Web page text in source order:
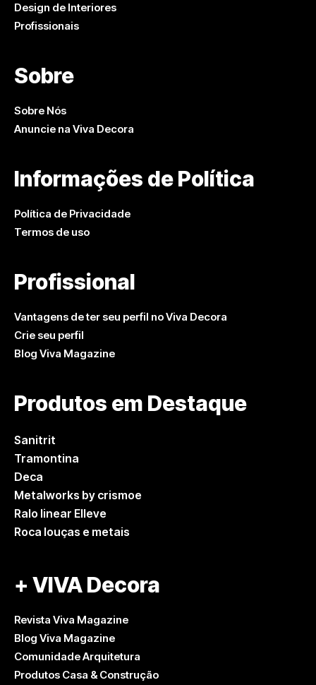
Design de Interiores
Profissionais
Sobre
Sobre Nós
Anuncie na Viva Decora
Informações de Política
Política de Privacidade
Termos de uso
Profissional
Vantagens de ter seu perfil no Viva Decora
Crie seu perfil
Blog Viva Magazine
Produtos em Destaque
Sanitrit
Tramontina
Deca
Metalworks by crismoe
Ralo linear Elleve
Roca louças e metais
+ VIVA Decora
Revista Viva Magazine
Blog Viva Magazine
Comunidade Arquitetura
Produtos Casa & Construção